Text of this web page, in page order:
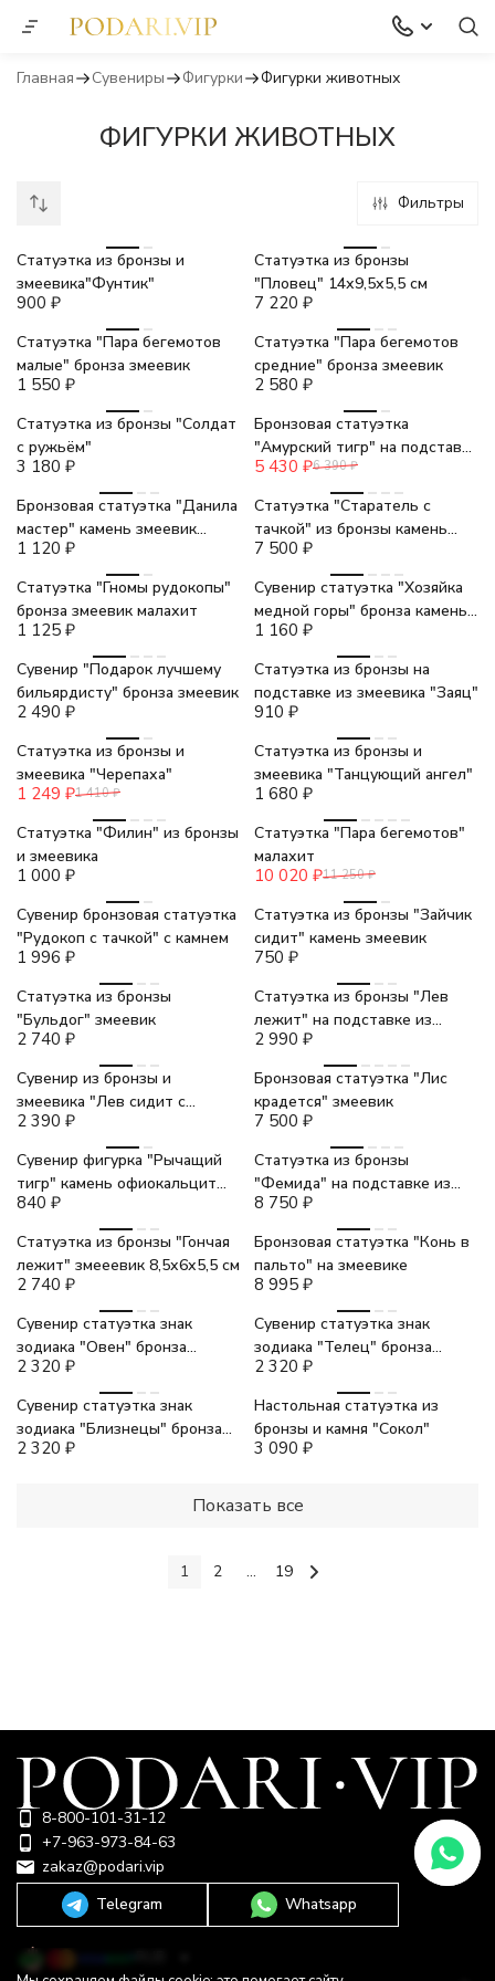
Главная Сувениры Фигурки Фигурки животных
ФИГУРКИ ЖИВОТНЫХ
Фильтры
Статуэтка из бронзы и
змеевика"Фунтик"
900 ₽
Статуэтка из бронзы
"Пловец" 14х9,5х5,5 см
7 220 ₽
Статуэтка "Пара бегемотов
малые" бронза змеевик
1 550 ₽
Статуэтка "Пара бегемотов
средние" бронза змеевик
2 580 ₽
Статуэтка из бронзы "Солдат
с ружьём"
3 180 ₽
-15%
Бронзовая статуэтка
"Амурский тигр" на подставке
из камня золотистая
5 430 ₽6 390 ₽
Бронзовая статуэтка "Данила
мастер" камень змеевик
малахит
1 120 ₽
Статуэтка "Старатель с
тачкой" из бронзы камень
цитрин
7 500 ₽
Статуэтка "Гномы рудокопы"
бронза змеевик малахит
1 125 ₽
Сувенир статуэтка "Хозяйка
медной горы" бронза камень
змеевик малахит
1 160 ₽
Сувенир "Подарок лучшему
бильярдисту" бронза змеевик
2 490 ₽
Статуэтка из бронзы на
подставке из змеевика "Заяц"
910 ₽
-11%
Статуэтка из бронзы и
змеевика "Черепаха"
1 249 ₽1 410 ₽
Статуэтка из бронзы и
змеевика "Танцующий ангел"
1 680 ₽
Статуэтка "Филин" из бронзы
и змеевика
1 000 ₽
-11%
Статуэтка "Пара бегемотов"
малахит
10 020 ₽11 250 ₽
Сувенир бронзовая статуэтка
"Рудокоп с тачкой" с камнем
1 996 ₽
Статуэтка из бронзы "Зайчик
сидит" камень змеевик
750 ₽
Статуэтка из бронзы
"Бульдог" змеевик
2 740 ₽
Статуэтка из бронзы "Лев
лежит" на подставке из
змеевика
2 990 ₽
Сувенир из бронзы и
змеевика "Лев сидит с
поднятой лапой"
2 390 ₽
Бронзовая статуэтка "Лис
крадется" змеевик
7 500 ₽
Сувенир фигурка "Рычащий
тигр" камень офиокальцит
шоколадный
840 ₽
Статуэтка из бронзы
"Фемида" на подставке из
черного змеевика и мрамора
8 750 ₽
Статуэтка из бронзы "Гончая
лежит" змееевик 8,5х6х5,5 см
2 740 ₽
Бронзовая статуэтка "Конь в
пальто" на змеевике
8 995 ₽
Сувенир статуэтка знак
зодиака "Овен" бронза
камень
2 320 ₽
Сувенир статуэтка знак
зодиака "Телец" бронза
камень
2 320 ₽
Сувенир статуэтка знак
зодиака "Близнецы" бронза
камень
2 320 ₽
Настольная статуэтка из
бронзы и камня "Сокол"
3 090 ₽
Показать все
1 2 ... 19
8-800-101-31-12
+7-963-973-84-63
zakaz@podari.vip
Telegram
Whatsapp